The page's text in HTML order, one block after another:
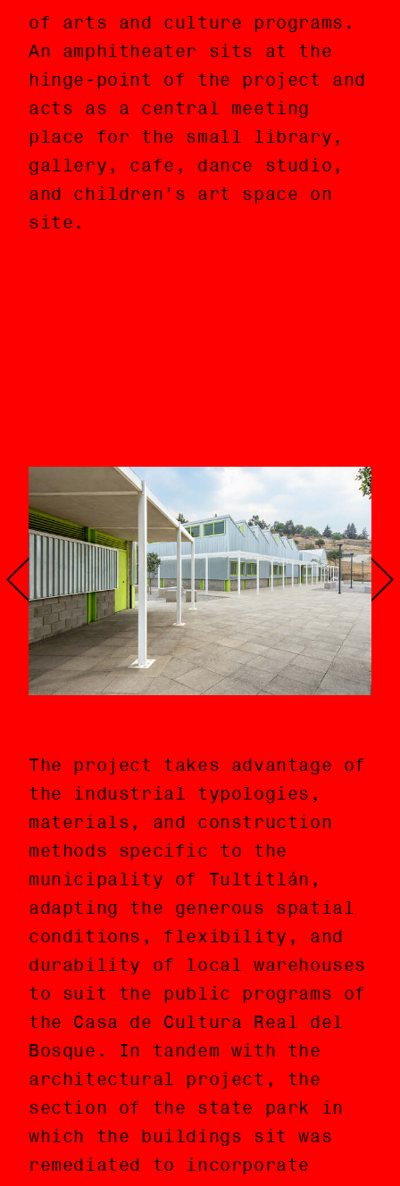
of arts and culture programs.
An amphitheater sits at the
hinge-point of the project and
acts as a central meeting
place for the small library,
gallery, cafe, dance studio,
and children’s art space on
site.
tipo pixel, y bóveda de cañón)
cubren cada volumen, creando
interiores y condiciones de
iluminación natural
distintivas para albergar una
serie diversa de programas de
arte y cultura. Un anfiteatro
se asienta en la articulación
The project takes advantage of
the industrial typologies,
materials, and construction
methods specific to the
municipality of Tultitlán,
adapting the generous spatial
conditions, flexibility, and
durability of local warehouses
to suit the public programs of
the Casa de Cultura Real del
Bosque. In tandem with the
architectural project, the
section of the state park in
which the buildings sit was
remediated to incorporate
El proyecto saca ventaja de
las tipologías industriales,
materiales, y métodos
constructivos específicos del
municipio de Tultitlán,
adaptando las generosas
condiciones espaciales, de
flexibilidad y durabilidad de
las bodegas locales para
favorecer los programas
públicos de la Casa de Cultura
Real del Bosque. En conjunto
con el proyecto
arquitectónico, la sección del
parque estatal en la cual se